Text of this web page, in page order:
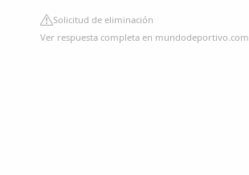
Solicitud de eliminación
Ver respuesta completa en mundodeportivo.com